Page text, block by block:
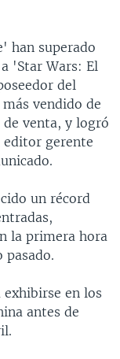
han superado
'Star Wars: El
del
vendido de
de venta, y logró
editor gerente
un récord
la primera hora
en los
antes de